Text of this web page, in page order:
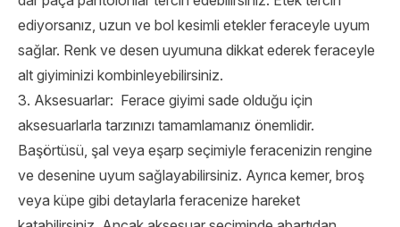
ediyorsanız, uzun ve bol kesimli etekler feraceyle uyum
sağlar. Renk ve desen uyumuna dikkat ederek feraceyle
alt giyiminizi kombinleyebilirsiniz.
3. Aksesuarlar: Ferace giyimi sade olduğu için
aksesuarlarla tarzınızı tamamlamanız önemlidir.
Başörtüsü, şal veya eşarp seçimiyle feracenizin rengine
ve desenine uyum sağlayabilirsiniz. Ayrıca kemer, broş
veya küpe gibi detaylarla feracenize hareket